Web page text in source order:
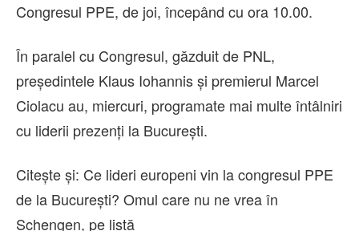
Congresul PPE, de joi, începând cu ora 10.00.
În paralel cu Congresul, găzduit de PNL,
preşedintele Klaus Iohannis şi premierul Marcel
Ciolacu au, miercuri, programate mai multe întâlniri
cu liderii prezenţi la Bucureşti.
Citește și: Ce lideri europeni vin la congresul PPE
de la București? Omul care nu ne vrea în
Schengen, pe listă